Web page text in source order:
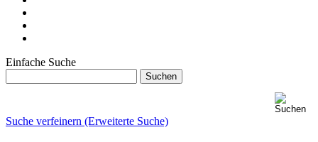
Einfache Suche
Suche verfeinern (Erweiterte Suche)